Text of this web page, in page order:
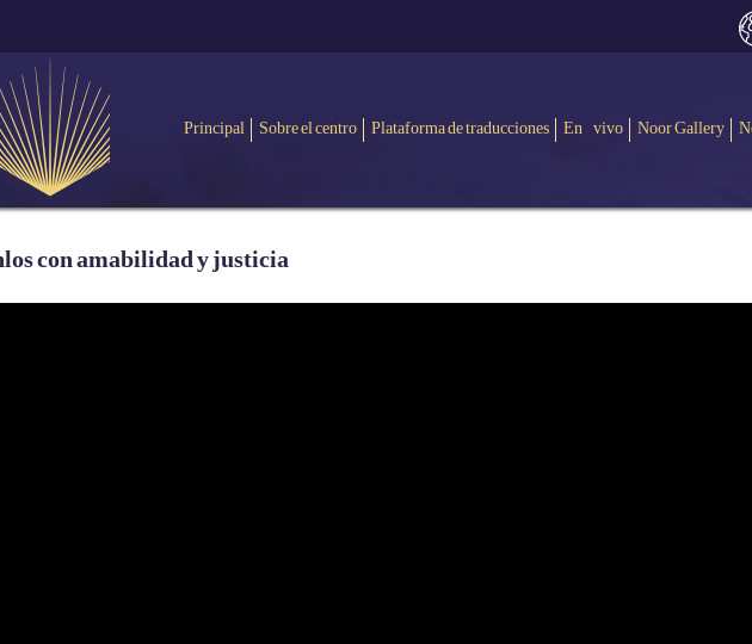
Principal Sobre el centro Plataforma de traducciones En vivo Noor Gallery
con amabilidad y justicia